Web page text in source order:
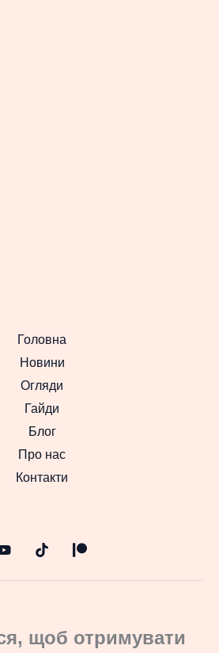
Головна
Новини
Огляди
Гайди
Блог
Про нас
Контакти
щоб отримувати